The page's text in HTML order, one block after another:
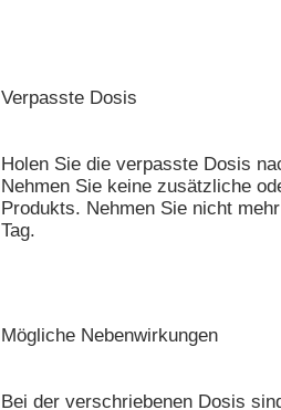
Verpasste Dosis
Holen Sie die verpasste Dosis
Nehmen Sie keine zusätzliche
Produkts. Nehmen Sie nicht
Tag.
Mögliche Nebenwirkungen
Bei der verschriebenen Dosis